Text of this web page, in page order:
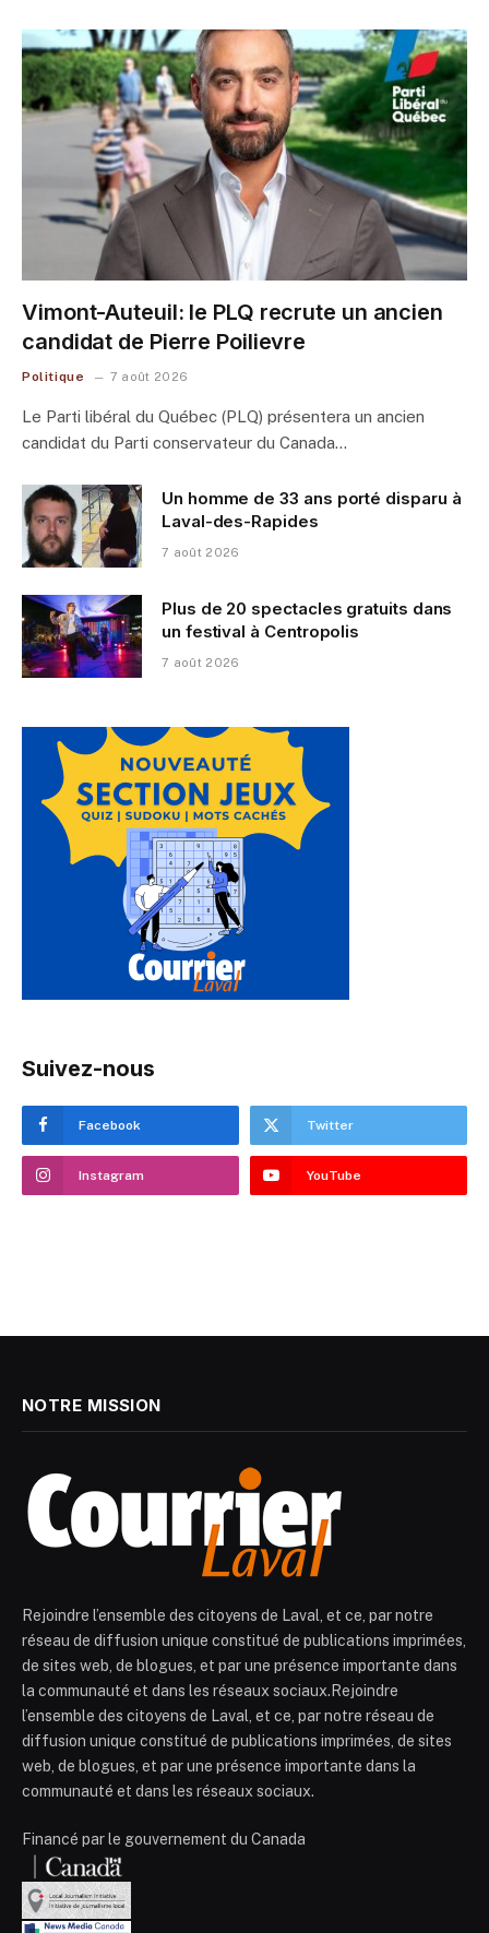
Vimont-Auteuil: le PLQ recrute un ancien
candidat de Pierre Poilievre
Politique 7 août 2026
Le Parti libéral du Québec (PLQ) présentera un ancien
candidat du Parti conservateur du Canada…
Un homme de 33 ans porté disparu à
Laval-des-Rapides
7 août 2026
Plus de 20 spectacles gratuits dans
un festival à Centropolis
7 août 2026
Suivez-nous
Facebook Twitter
Instagram YouTube
NOTRE MISSION
Rejoindre l’ensemble des citoyens de Laval, et ce, par notre
réseau de diffusion unique constitué de publications imprimées,
de sites web, de blogues, et par une présence importante dans
la communauté et dans les réseaux sociaux.Rejoindre
l’ensemble des citoyens de Laval, et ce, par notre réseau de
diffusion unique constitué de publications imprimées, de sites
web, de blogues, et par une présence importante dans la
communauté et dans les réseaux sociaux.
Financé par le gouvernement du Canada